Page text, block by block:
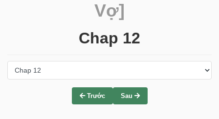
Vợ]
Chap 12
Trước Sau